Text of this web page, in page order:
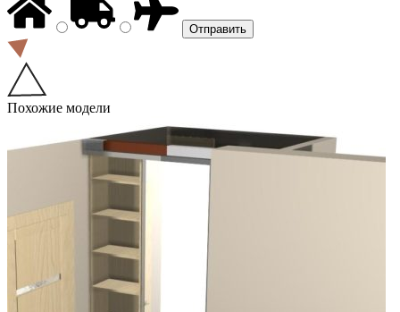
Похожие модели